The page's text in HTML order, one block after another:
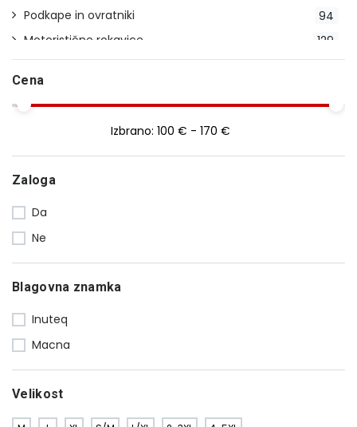
94
Podkape in ovratniki
129
Motoristične rokavice
121
Motoristične hlače
Cena
Izbrano: 100 € - 170 €
Zaloga
Da
Ne
Blagovna znamka
Inuteq
Macna
Velikost